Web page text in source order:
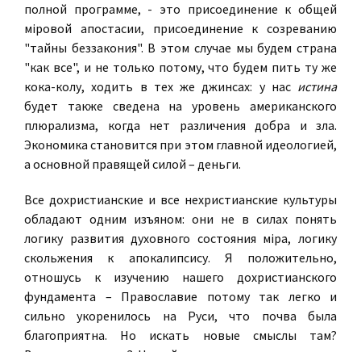
полной программе, - это присоединение к общей
мiровой апостасии, присоединение к созреванию
"тайны беззакония". В этом случае мы будем страна
"как все", и не только потому, что будем пить ту же
кока-колу, ходить в тех же джинсах: у нас истина
будет также сведена на уровень американского
плюрализма, когда нет различения добра и зла.
Экономика становится при этом главной идеологией,
а основной правящей силой – деньги.
Все дохристианские и все нехристианские культуры
обладают одним изъяном: они не в силах понять
логику развития духовного состояния мiра, логику
скольжения к апокалипсису. Я положительно,
отношусь к изучению нашего дохристианского
фундамента – Православие потому так легко и
сильно укоренилось на Руси, что почва была
благоприятна. Но искать новые смыслы там?